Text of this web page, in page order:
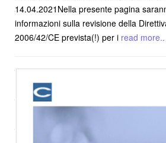
14.04.2021Nella presente pagina
informazioni sulla revisione della
2006/42/CE prevista(!) per i read more..